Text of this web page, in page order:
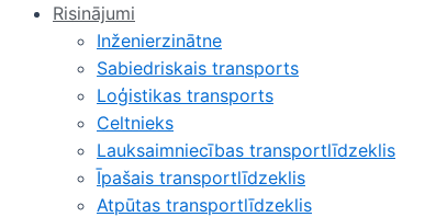
Risinājumi
Inženierzinātne
Sabiedriskais transports
Loģistikas transports
Celtnieks
Lauksaimniecības transportlīdzeklis
Īpašais transportlīdzeklis
Atpūtas transportlīdzeklis